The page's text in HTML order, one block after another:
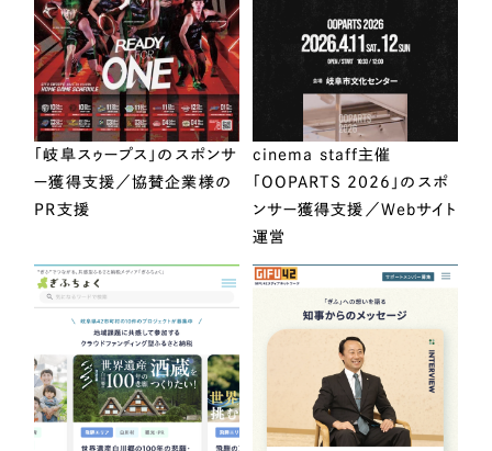
「岐阜スゥープス」のスポンサ
ー獲得支援／協賛企業様の
PR支援
cinema staff主催
「OOPARTS 2026」のスポ
ンサー獲得支援／Webサイト
運営